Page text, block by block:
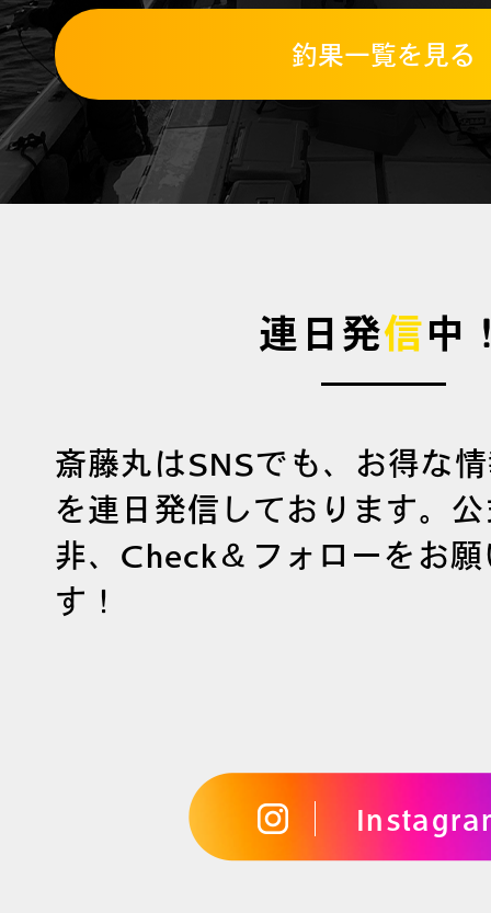
釣果一覧を見る
連日発信中
斎藤丸はSNSでも、お得な
を連日発信しております。
非、Check＆フォローをお
す！